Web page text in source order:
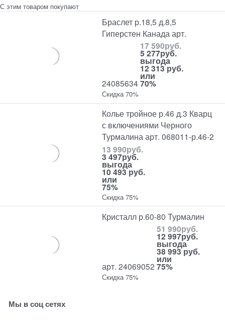
С этим товаром покупают
Браслет р.18,5 д.8,5
Гиперстен Канада арт.
24085634
17 590руб.
5 277руб.
выгода
12 313 руб.
или
70%
Скидка 70%
Колье тройное р.46 д.3 Кварц
с включениями Черного
Турмалина арт. 068011-р.46-2
13 990руб.
3 497руб.
выгода
10 493 руб.
или
75%
Скидка 75%
Кристалл р.60-80 Турмалин
арт. 24069052
51 990руб.
12 997руб.
выгода
38 993 руб.
или
75%
Скидка 75%
Мы в соц сетях